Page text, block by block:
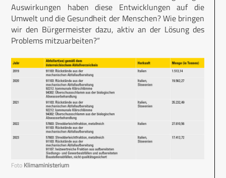
Auswirkungen haben diese Entwicklungen auf die
Umwelt und die Gesundheit der Menschen? Wie bringen
wir den Bürgermeister dazu, aktiv an der Lösung des
Problems mitzuarbeiten?“
Foto Klimaministerium